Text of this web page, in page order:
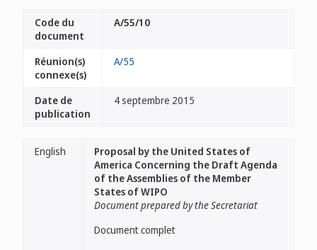
Code du
document
A/55/10
Réunion(s)
connexe(s)
A/55
Date de
publication
4 septembre 2015
English
Proposal by the United States of
America Concerning the Draft Agenda
of the Assemblies of the Member
States of WIPO
Document prepared by the Secretariat
Document complet